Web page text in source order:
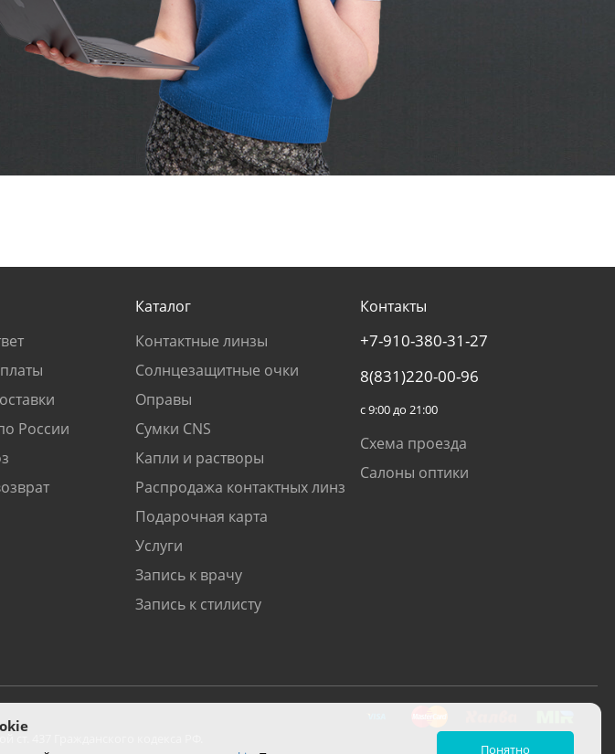
России
Каталог
Контактные линзы
Солнцезащитные очки
Оправы
Сумки CNS
Капли и растворы
Распродажа контактных линз
Подарочная карта
Услуги
Запись к врачу
Запись к стилисту
Контакты
+7-910-380-31-27
8(831)220-00-96
с 9:00 до 21:00
Схема проезда
Салоны оптики
437 Гражданского кодекса РФ.
Понятно